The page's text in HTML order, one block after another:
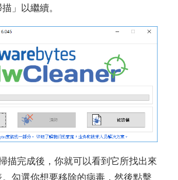
」以繼續。
描完成後，你就可以看到它所找出來
勾選你想要移除的病毒，然後點擊